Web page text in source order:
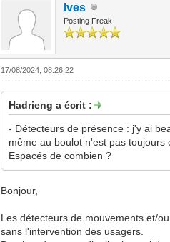
Ives
Posting Freak
17/08/2024, 08:26:22
Hadrieng a écrit :
- Détecteurs de présence : j'y ai
même au boulot n'est pas
Espacés de combien ?
Bonjour,
Les détecteurs de mouvements et/
sans l'intervention des usagers.